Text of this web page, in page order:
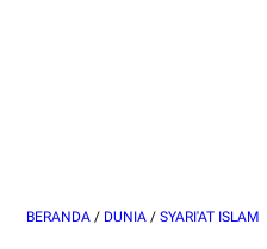
BERANDA / DUNIA / SYARI'AT ISLAM